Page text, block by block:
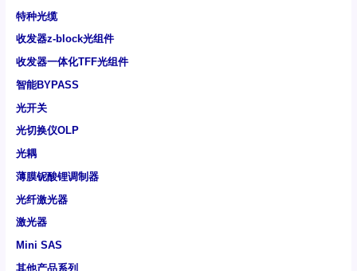
特种光缆
收发器z-block光组件
收发器一体化TFF光组件
智能BYPASS
光开关
光切换仪OLP
光耦
薄膜铌酸锂调制器
光纤激光器
激光器
Mini SAS
其他产品系列